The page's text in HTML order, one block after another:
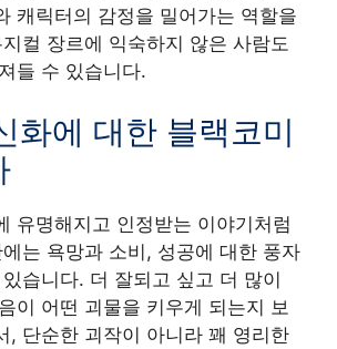
캐릭터의 감정을 밀어가는 역할을
컬 장르에 익숙하지 않은 사람도
들 수 있습니다.
화에 대한 블랙코미
유명해지고 인정받는 이야기처럼
는 욕망과 소비, 성공에 대한 풍자
습니다. 더 잘되고 싶고 더 많이
이 어떤 괴물을 키우게 되는지 보
, 단순한 괴작이 아니라 꽤 영리한